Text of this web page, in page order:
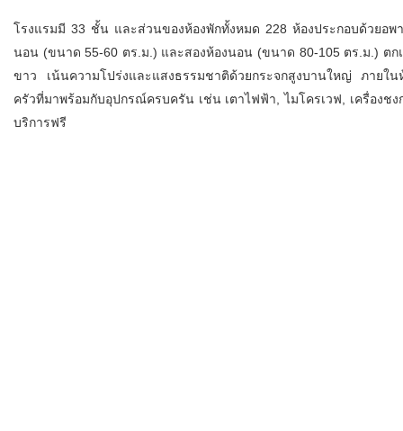
โรงแรมมี 33 ชั้น และส่วนของห้องพักทั้งหมด 228 ห้องประกอบด้วยอ
นอน (ขนาด 55-60 ตร.ม.) และสองห้องนอน (ขนาด 80-105 ตร.ม.) ต
ขาว เน้นความโปร่งและแสงธรรมชาติด้วยกระจกสูงบานใหญ่ ภายใ
ครัวที่มาพร้อมกับอุปกรณ์ครบครัน เช่น เตาไฟฟ้า, ไมโครเวฟ, เครื่องช
บริการฟรี